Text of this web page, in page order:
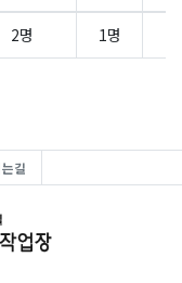
2명 1명
길